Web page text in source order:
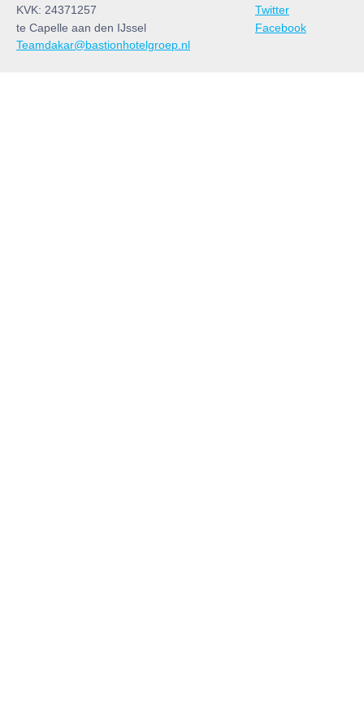
KVK: 24371257
te Capelle aan den IJssel
Teamdakar@bastionhotelgroep.nl
Twitter
Facebook